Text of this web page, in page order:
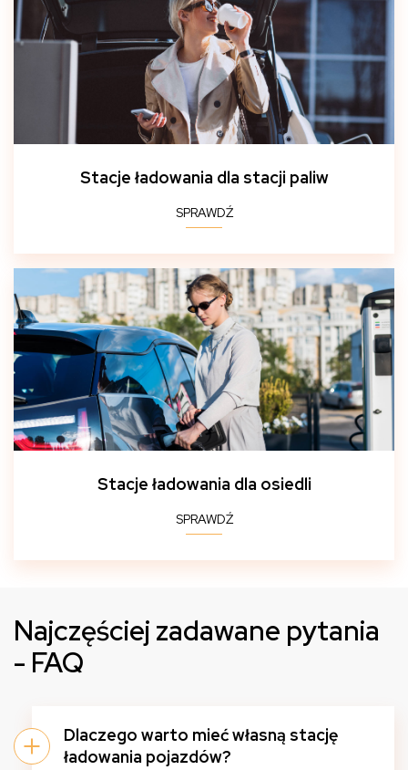
Stacje ładowania dla stacji paliw
SPRAWDŹ
Stacje ładowania dla osiedli
SPRAWDŹ
Najczęściej zadawane pytania
- FAQ
Dlaczego warto mieć własną stację
ładowania pojazdów?